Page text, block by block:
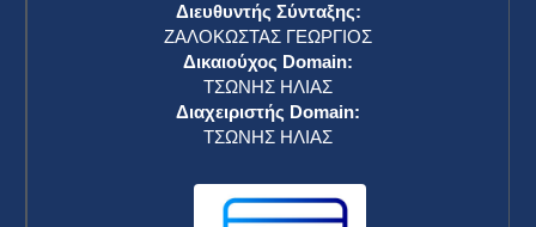
Διευθυντής Σύνταξης:
ΖΑΛΟΚΩΣΤΑΣ ΓΕΩΡΓΙΟΣ
Δικαιούχος Domain:
ΤΣΩΝΗΣ ΗΛΙΑΣ
Διαχειριστής Domain:
ΤΣΩΝΗΣ ΗΛΙΑΣ